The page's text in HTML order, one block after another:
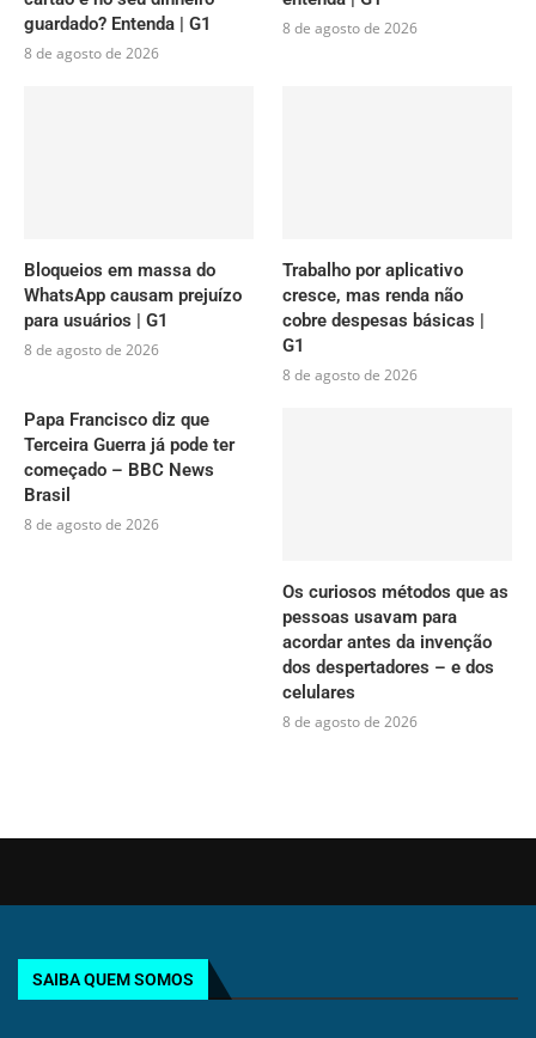
guardado? Entenda | G1
8 de agosto de 2026
8 de agosto de 2026
Bloqueios em massa do
WhatsApp causam prejuízo
para usuários | G1
8 de agosto de 2026
Trabalho por aplicativo
cresce, mas renda não
cobre despesas básicas |
G1
8 de agosto de 2026
Papa Francisco diz que
Terceira Guerra já pode ter
começado – BBC News
Brasil
8 de agosto de 2026
Os curiosos métodos que as
pessoas usavam para
acordar antes da invenção
dos despertadores – e dos
celulares
8 de agosto de 2026
SAIBA QUEM SOMOS